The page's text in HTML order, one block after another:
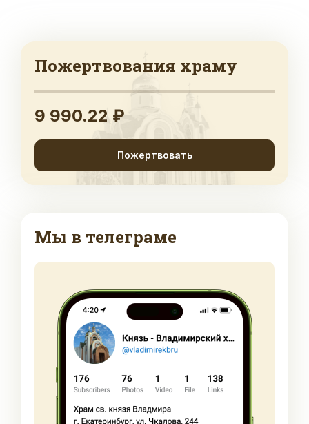
Пожертвования храму
9 990.22 ₽
Пожертвовать
Мы в телеграме